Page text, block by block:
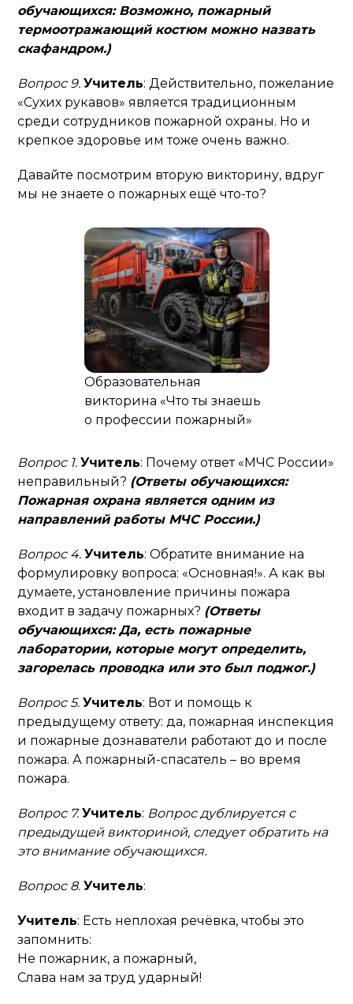
обучающихся: Возможно, пожарный
термоотражающий костюм можно назвать
скафандром.)
Вопрос 9. Учитель: Действительно, пожелание
«Сухих рукавов» является традиционным
среди сотрудников пожарной охраны. Но и
крепкое здоровье им тоже очень важно.
Давайте посмотрим вторую викторину, вдруг
мы не знаете о пожарных ещё что-то?
Образовательная
викторина «Что ты знаешь
о профессии пожарный»
Вопрос 1. Учитель: Почему ответ «МЧС России»
неправильный? (Ответы обучающихся:
Пожарная охрана является одним из
направлений работы МЧС России.)
Вопрос 4. Учитель: Обратите внимание на
формулировку вопроса: «Основная!». А как вы
думаете, установление причины пожара
входит в задачу пожарных? (Ответы
обучающихся: Да, есть пожарные
лаборатории, которые могут определить,
загорелась проводка или это был поджог.)
Вопрос 5. Учитель: Вот и помощь к
предыдущему ответу: да, пожарная инспекция
и пожарные дознаватели работают до и после
пожара. А пожарный-спасатель – во время
пожара.
Вопрос 7.Учитель: Вопрос дублируется с
предыдущей викториной, следует обратить на
это внимание обучающихся.
Вопрос 8. Учитель:
Учитель: Есть неплохая речёвка, чтобы это
запомнить:
Не пожарник, а пожарный,
Слава нам за труд ударный!